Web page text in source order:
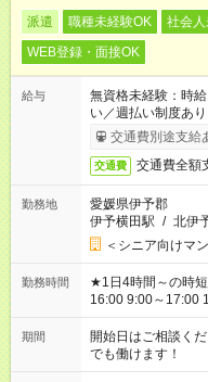
派遣 職種未経験OK 社会
WEB登録・面接OK
給与
無資格未経験：時
い／週払い制度あ
完了次第のお支払
交通費別途支給
交通費 交通費全額
勤務地
愛媛県伊予郡
伊予横田駅 / 北伊
＜シニア向けマ
勤務時間
★1日4時間～の時短シフトOK ★スタート
16:00 9:00～17:00
場合、他のお仕事
ん ※法令に基づき
となります ※労働
短時間・短期間の
期間
開始日はご相談
でも働けます！